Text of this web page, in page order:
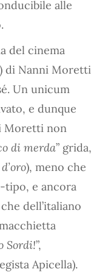
alle
del cinema
di Nanni Moretti
Un unicum
e dunque
Moretti non
di merda” grida,
), meno che
tipo, e ancora
dell’italiano
Sordi!”,
Apicella).